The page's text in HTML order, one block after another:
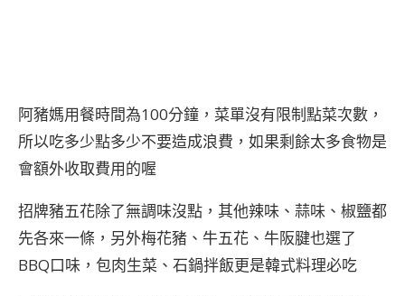
阿豬媽用餐時間為100分鐘，菜單沒有限制點菜次數，
所以吃多少點多少不要造成浪費，如果剩餘太多食物是
會額外收取費用的喔
招牌豬五花除了無調味沒點，其他辣味、蒜味、椒鹽都
先各來一條，另外梅花豬、牛五花、牛阪腱也選了
BBQ口味，包肉生菜、石鍋拌飯更是韓式料理必吃